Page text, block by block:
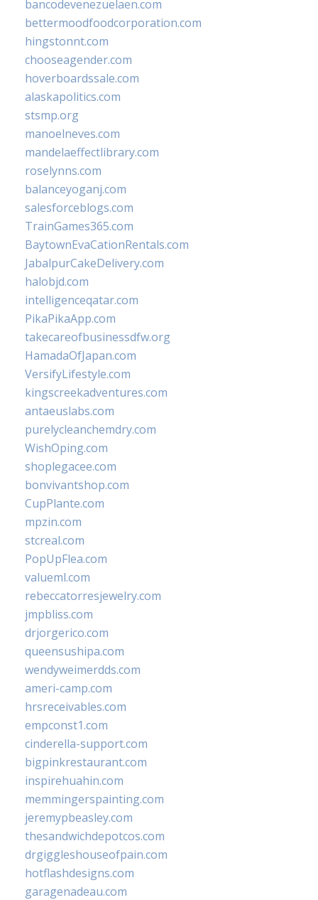
bancodevenezuelaen.com
bettermoodfoodcorporation.com
hingstonnt.com
chooseagender.com
hoverboardssale.com
alaskapolitics.com
stsmp.org
manoelneves.com
mandelaeffectlibrary.com
roselynns.com
balanceyoganj.com
salesforceblogs.com
TrainGames365.com
BaytownEvaCationRentals.com
JabalpurCakeDelivery.com
halobjd.com
intelligenceqatar.com
PikaPikaApp.com
takecareofbusinessdfw.org
HamadaOfJapan.com
VersifyLifestyle.com
kingscreekadventures.com
antaeuslabs.com
purelycleanchemdry.com
WishOping.com
shoplegacee.com
bonvivantshop.com
CupPlante.com
mpzin.com
stcreal.com
PopUpFlea.com
valueml.com
rebeccatorresjewelry.com
jmpbliss.com
drjorgerico.com
queensushipa.com
wendyweimerdds.com
ameri-camp.com
hrsreceivables.com
empconst1.com
cinderella-support.com
bigpinkrestaurant.com
inspirehuahin.com
memmingerspainting.com
jeremypbeasley.com
thesandwichdepotcos.com
drgiggleshouseofpain.com
hotflashdesigns.com
garagenadeau.com